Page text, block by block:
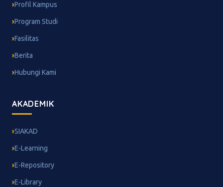
Profil Kampus
Program Studi
Fasilitas
Berita
Hubungi Kami
AKADEMIK
SIAKAD
E-Learning
E-Repository
E-Library